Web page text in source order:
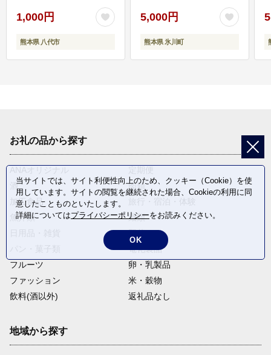
1,000円
熊本県 八代市
5,000円
熊本県 氷川町
お礼の品から探す
酒
肉類
加工食品
魚介類
麺類
野菜
電化製品
フルーツ
卵・乳製品
ファッション
米・穀物
飲料(酒以外)
返礼品なし
地域から探す
当サイトでは、サイト利便性向上のため、クッキー（Cookie）を使
用しています。サイトの閲覧を継続された場合、Cookieの利用に同
意したことものといたします。
詳細についてはプライバシーポリシーをお読みください。
OK